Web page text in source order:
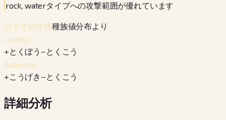
rock, waterタイプへの攻撃範囲が優れています
おすすめ性格種族値分布より
Careful
+とくぼう−とくこう
Adamant
+こうげき−とくこう
詳細分析